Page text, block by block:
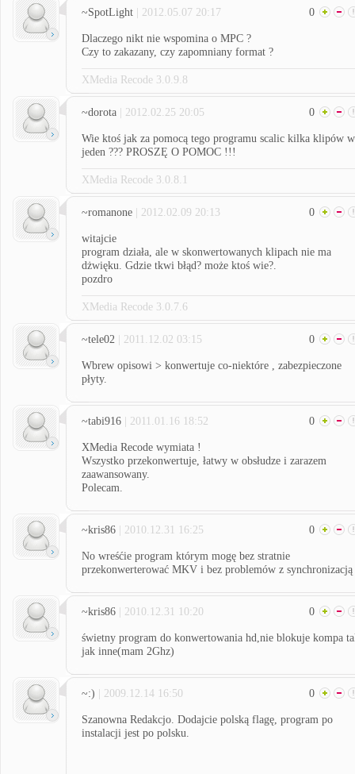
~SpotLight | 2012.05.07 20:17 0
Dlaczego nikt nie wspomina o MPC ?
Czy to zakazany, czy zapomniany format ?
XMedia Recode 3.0.9.8
~dorota | 2012.02.25 20:05 0
Wie ktoś jak za pomocą tego programu scalic kilka klipów w
jeden ??? PROSZĘ O POMOC !!!
XMedia Recode 3.0.8.1
~romanone | 2012.02.09 20:13 0
witajcie
program działa, ale w skonwertowanych klipach nie ma
dżwięku. Gdzie tkwi błąd? może ktoś wie?.
pozdro
XMedia Recode 3.0.7.6
~tele02 | 2011.12.02 03:15 0
Wbrew opisowi > konwertuje co-niektóre , zabezpieczone
płyty.
~tabi916 | 2011.01.16 18:52 0
XMedia Recode wymiata !
Wszystko przekonwertuje, łatwy w obsłudze i zarazem
zaawansowany.
Polecam.
~kris86 | 2010.12.31 16:25 0
No wreśćie program którym mogę bez stratnie
przekonwerterować MKV i bez problemów z synchronizacją
~kris86 | 2010.12.31 10:20 0
świetny program do konwertowania hd,nie blokuje kompa
jak inne(mam 2Ghz)
~:) | 2009.12.14 16:50 0
Szanowna Redakcjo. Dodajcie polską flagę, program po
instalacji jest po polsku.